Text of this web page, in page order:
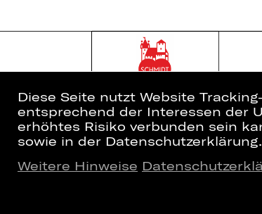
Home
Diese Seite nutzt Website
entsprechend der Interessen der
erhöhtes Risiko verbunden sein
sowie in der
Weitere Hinweise